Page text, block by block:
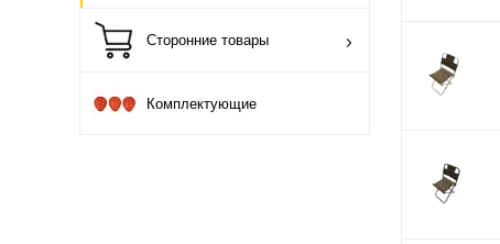
Сторонние товары
Комплектующие